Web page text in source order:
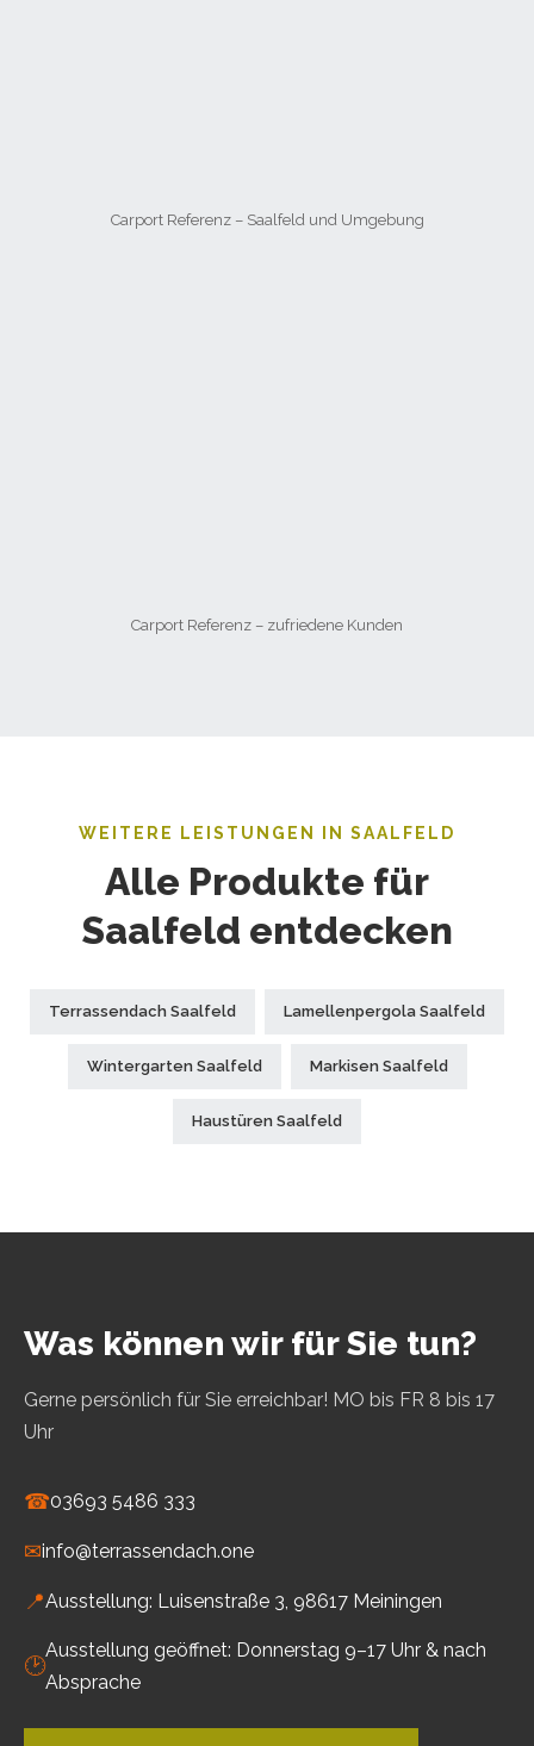
Carport Referenz – Saalfeld und Umgebung
Carport Referenz – zufriedene Kunden
WEITERE LEISTUNGEN IN SAALFELD
Alle Produkte für
Saalfeld entdecken
Terrassendach Saalfeld Lamellenpergola Saalfeld
Wintergarten Saalfeld Markisen Saalfeld
Haustüren Saalfeld
Was können wir für Sie tun?
Gerne persönlich für Sie erreichbar! MO bis FR 8 bis 17
Uhr
☎03693 5486 333
✉info@terrassendach.one
📍Ausstellung: Luisenstraße 3, 98617 Meiningen
🕑
Ausstellung geöffnet: Donnerstag 9–17 Uhr & nach
Absprache